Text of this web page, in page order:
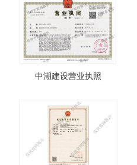
中湖建设营业执照